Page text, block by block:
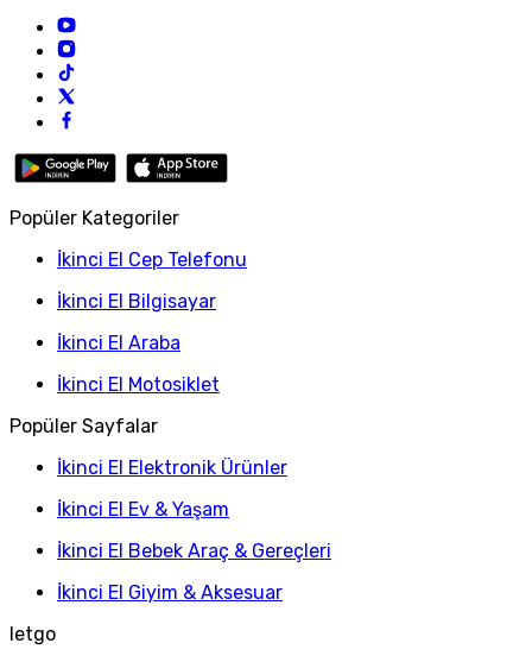
Popüler Kategoriler
İkinci El Cep Telefonu
İkinci El Bilgisayar
İkinci El Araba
İkinci El Motosiklet
Popüler Sayfalar
İkinci El Elektronik Ürünler
İkinci El Ev & Yaşam
İkinci El Bebek Araç & Gereçleri
İkinci El Giyim & Aksesuar
letgo